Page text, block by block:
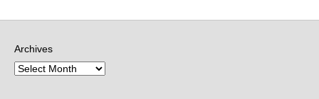
Archives